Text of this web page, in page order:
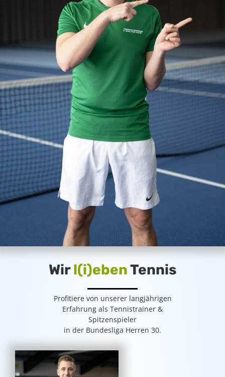
Wirl(i)ebenTennis
Profitiere von unserer langjährigen
Erfahrung als Tennistrainer &
Spitzenspieler
in der Bundesliga Herren 30.